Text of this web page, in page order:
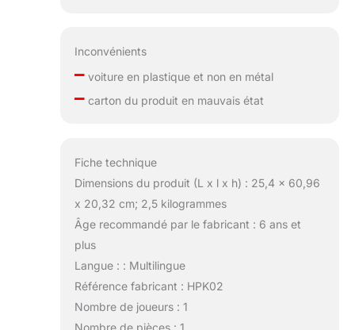
Inconvénients
–voiture en plastique et non en métal
–carton du produit en mauvais état
Fiche technique
Dimensions du produit (L x l x h) : 25,4 x 60,96
x 20,32 cm; 2,5 kilogrammes
Âge recommandé par le fabricant : 6 ans et
plus
Langue : : Multilingue
Référence fabricant : HPK02
Nombre de joueurs : 1
Nombre de pièces : 1